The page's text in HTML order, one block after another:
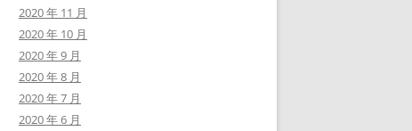
2020 年 11 月
2020 年 10 月
2020 年 9 月
2020 年 8 月
2020 年 7 月
2020 年 6 月